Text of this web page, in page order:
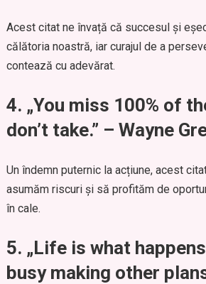
Acest citat ne învață că succesul și
călătoria noastră, iar curajul de a
contează cu adevărat.
4. „You miss 100% of
don’t take.” – Wayne
Un îndemn puternic la acțiune, acest
asumăm riscuri și să profităm de
în cale.
5. „Life is what
busy making other